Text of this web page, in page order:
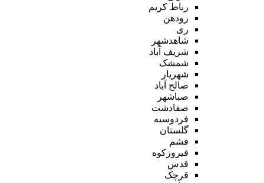
رباط کریم
رودهن
ری
شاهدشهر
شریف آباد
شمشک
شهریار
صالح آباد
صباشهر
صفادشت
فردوسیه
گلستان
فشم
فیروزکوه
قدس
قرچک